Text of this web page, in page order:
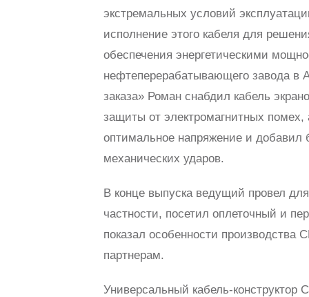
экстремальных условий
исполнение этого кабеля для
обеспечения энергетическими
нефтеперерабатывающего завода в
заказа» Роман снабдил кабель
защиты от электромагнитных помех,
оптимальное напряжение и
механических ударов.
В конце выпуска ведущий провел
частности, посетил оплеточный и
показал особенности производства
партнерам.
Универсальный кабель-